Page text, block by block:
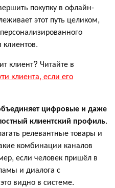
покупку в офлайн-
этот путь целиком,
клиент? Читайте в
клиента, если его
цифровые и даже
клиентский профиль.
релевантные товары и
комбинации каналов
если человек пришёл в
и диалога с
видно в системе.